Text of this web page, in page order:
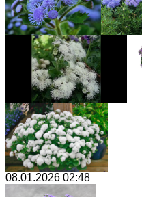
08.01.2026 02:48